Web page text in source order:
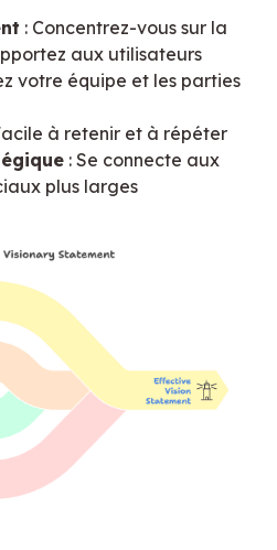
: Concentrez-vous sur la
aux utilisateurs
votre équipe et les parties
à retenir et à répéter
: Se connecte aux
plus larges